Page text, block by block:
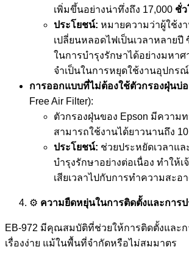
เพิ่มขึ้นอย่างน่าทึ่งถึง 17,000 ชั่ว
ประโยชน์: หมายความว่าผู้ใช้ง
เปลี่ยนหลอดไฟเป็นเวลาหลายปี
ในการบำรุงรักษาได้อย่างมหา
จำเป็นในการหยุดใช้งานอุปกร
การออกแบบที่ไม่ต้องใช้ตัวกรองฝุ่นบ่อ
Free Air Filter):
ตัวกรองฝุ่นของ Epson มีความ
สามารถใช้งานได้ยาวนานถึง
ประโยชน์: ช่วยประหยัดเวลาแ
บำรุงรักษาอย่างต่อเนื่อง ทำให้เ
เสียเวลาไปกับการทำความสะอ
⚙️ ความยืดหยุ่นในการติดตั้งและการ
EB-972 มีคุณสมบัติที่ช่วยให้การติดตั้งและ
เรื่องง่าย แม้ในพื้นที่จำกัดหรือไม่สมมาตร